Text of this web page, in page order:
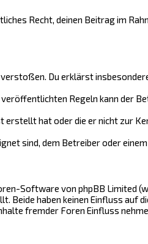
Recht, deinen Beitrag im
Du erklärst
Regeln kann der
hat oder die er nicht zur
sind, dem Betreiber oder
Software von phpBB Limited
haben keinen Einfluss auf
fremder Foren Einfluss